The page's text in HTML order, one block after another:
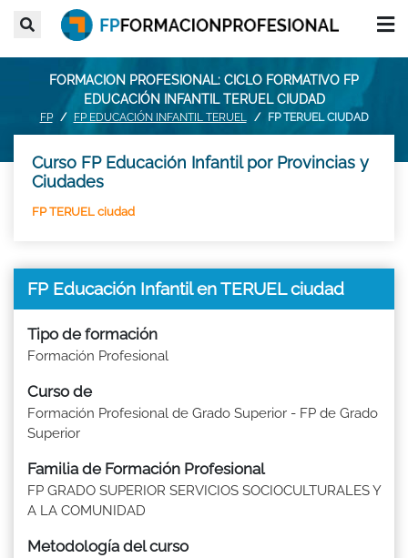
FORMACION PROFESIONAL: CICLO FORMATIVO FP
EDUCACIÓN INFANTIL TERUEL CIUDAD
FP FP EDUCACIÓN INFANTIL TERUEL FP TERUEL CIUDAD
Curso FP Educación Infantil por Provincias y
Ciudades
FP TERUEL ciudad
FP Educación Infantil en TERUEL ciudad
Tipo de formación
Formación Profesional
Curso de
Formación Profesional de Grado Superior - FP de Grado
Superior
Familia de Formación Profesional
FP GRADO SUPERIOR SERVICIOS SOCIOCULTURALES Y
A LA COMUNIDAD
Metodología del curso